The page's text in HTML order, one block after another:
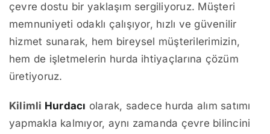
çevre dostu bir yaklaşım sergiliyoruz. Müşteri
memnuniyeti odaklı çalışıyor, hızlı ve güvenilir
hizmet sunarak, hem bireysel müşterilerimizin,
hem de işletmelerin hurda ihtiyaçlarına çözüm
üretiyoruz.
Kilimli Hurdacı olarak, sadece hurda alım satımı
yapmakla kalmıyor, aynı zamanda çevre bilincini